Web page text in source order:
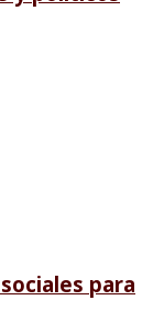
para